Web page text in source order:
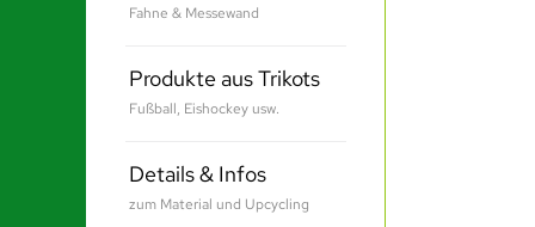
Fahne & Messewand
Produkte aus Trikots
Fußball, Eishockey usw.
Details & Infos
zum Material und Upcycling